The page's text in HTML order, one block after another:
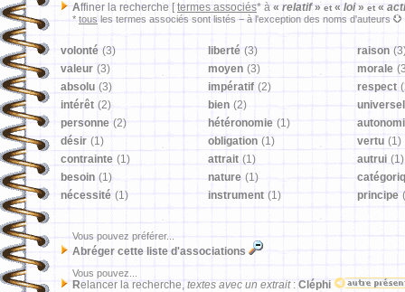
Affiner la recherche [ termes associés* à « relatif» et «loi» et «
* tous les termes associés sont listés − à l'exception des noms d'auteurs
volonté (3) liberté (3) raison
valeur (3) moyen (3) morale
absolu (3) impératif (2) respect
intérêt (2) bien (2)
universel
personne (2) hétéronomie (1)
désir (1) obligation (1) vertu (1)
contrainte (1) attrait (1) autrui (1)
besoin (1) nature (1)
nécessité (1) instrument (1) principe
Vous pouvez préférer...
Abréger cette liste d'associations
Vous pouvez...
Relancer la recherche, textes avec un extrait: Cléphi